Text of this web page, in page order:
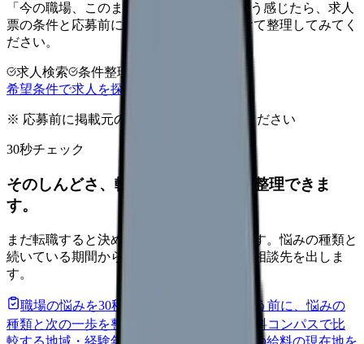
「今の職場、このままでいいのかな...」そう感じたら、求人
票の条件と応募前に確認したい不安を分けて整理してみてく
ださい。
求人検索 条件整理
希望条件で求人を探す
※ 応募前に掲載元の最新情報を確認してください
30秒チェック
そのしんどさ、転職すべきサインか整理できま
す。
まだ転職すると決めていなくても大丈夫です。悩みの種類と
続いている期間から、次に見るべき記事と相談先を出しま
す。
職場の悩みを30秒で診断
辞めるべきか迷う前に、悩みの
種類と次の一歩を整理します。
給料コンパスで比
較する地域・経験年数・施設形態から、今の給料の現在地を